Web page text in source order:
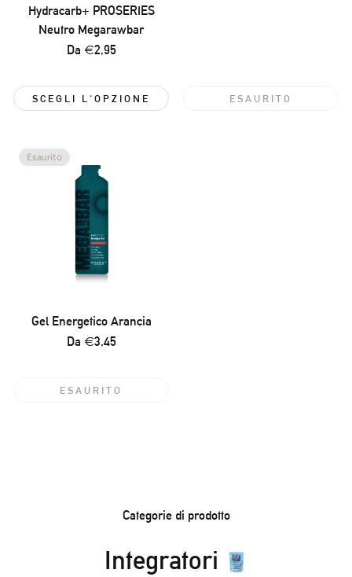
Hydracarb+ PROSERIES
Neutro Megarawbar
Prezzo
Da €2,95
SCEGLI L'OPZIONE ESAURITO
Esaurito
Gel Energetico Arancia
Prezzo
Da €3,45
ESAURITO
Categorie di prodotto
Integratori